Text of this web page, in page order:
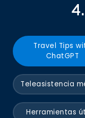
Travel Tips
ChatGPT
Teleasistencia
Herramientas